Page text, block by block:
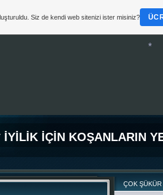
İYİLİK İÇİN KOŞANLARIN
ÇOK ŞÜKÜR
Siz de kendi web sitenizi ister misiniz?
*